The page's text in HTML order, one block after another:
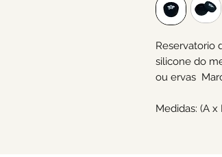
Reservatorio
silicone do
ou ervas
Medidas: (A x